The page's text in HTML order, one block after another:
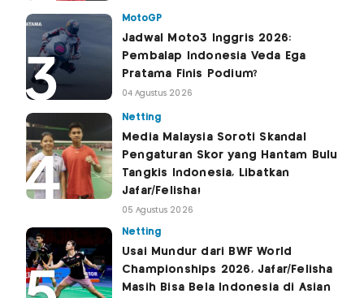
MotoGP
Jadwal Moto3 Inggris 2026:
Pembalap Indonesia Veda Ega
Pratama Finis Podium?
04 Agustus 2026
Netting
Media Malaysia Soroti Skandal
Pengaturan Skor yang Hantam Bulu
Tangkis Indonesia, Libatkan
Jafar/Felisha!
05 Agustus 2026
Netting
Usai Mundur dari BWF World
Championships 2026, Jafar/Felisha
Masih Bisa Bela Indonesia di Asian